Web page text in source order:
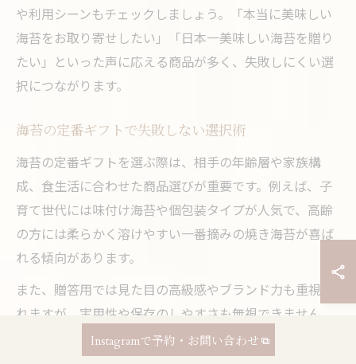
や利用シーンもチェックしましょう。「本当に美味しい
海苔をお取り寄せしたい」「日本一美味しい海苔を贈り
たい」といった声に応える商品が多く、失敗しにくい選
択につながります。
海苔の定番ギフトで失敗しない選択術
海苔の定番ギフトを選ぶ際は、相手の年齢層や家族構
成、食生活に合わせた商品選びが重要です。例えば、子
育て世代には味付け海苔や個包装タイプが人気で、高齢
の方には柔らかく溶けやすい一番摘みの焼き海苔が喜ば
れる傾向があります。
また、贈答用では見た目の高級感やブランド力も重視さ
れますが、実用性や保存のしやすさも無視できません。
賞味期限やパッケージの密閉性、開封後の保存方法な
Instagramで予約・お問い合わせ